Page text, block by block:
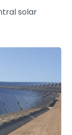
solar